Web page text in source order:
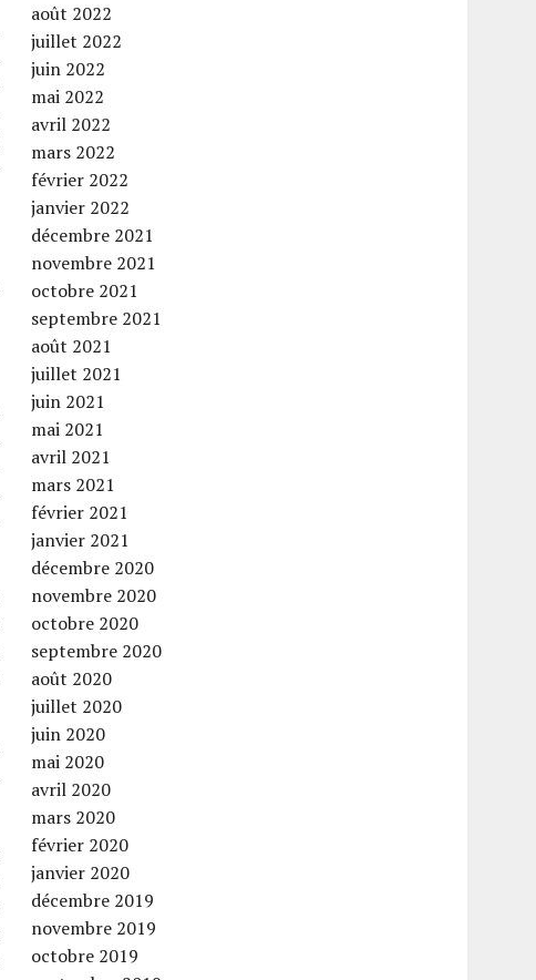
août 2022
juillet 2022
juin 2022
mai 2022
avril 2022
mars 2022
février 2022
janvier 2022
décembre 2021
novembre 2021
octobre 2021
septembre 2021
août 2021
juillet 2021
juin 2021
mai 2021
avril 2021
mars 2021
février 2021
janvier 2021
décembre 2020
novembre 2020
octobre 2020
septembre 2020
août 2020
juillet 2020
juin 2020
mai 2020
avril 2020
mars 2020
février 2020
janvier 2020
décembre 2019
novembre 2019
octobre 2019